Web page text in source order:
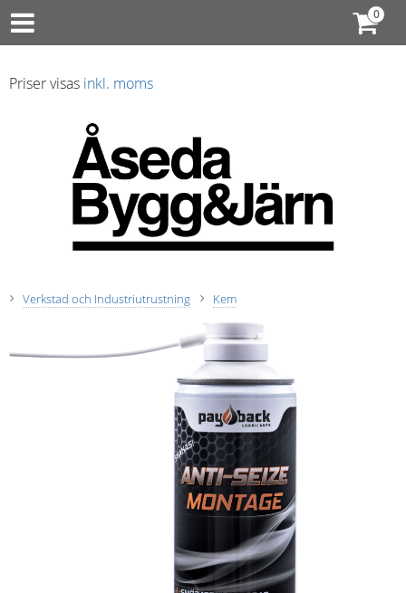
Priser visas inkl. moms
Verkstad och Industriutrustning Kem